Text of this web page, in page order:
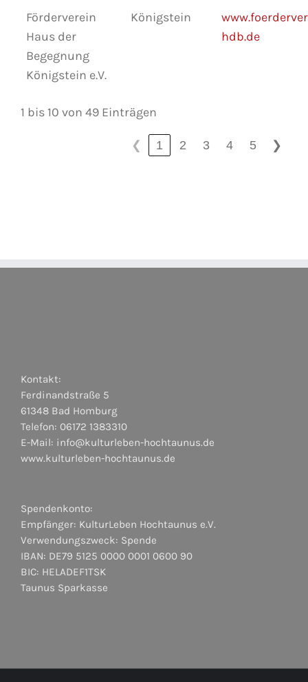
Förderverein
Haus der
Begegnung
Königstein e.V.
Königstein
hdb.de
1 bis 10 von 49 Einträgen
❮ 1 2 3 4 5 ❯
Kontakt:
Ferdinandstraße 5
61348 Bad Homburg
Telefon: 06172 1383310
E-Mail: info@kulturleben-hochtaunus.de
www.kulturleben-hochtaunus.de
Spendenkonto:
Empfänger: KulturLeben Hochtaunus e.V.
Verwendungszweck: Spende
IBAN: DE79 5125 0000 0001 0600 90
BIC: HELADEF1TSK
Taunus Sparkasse